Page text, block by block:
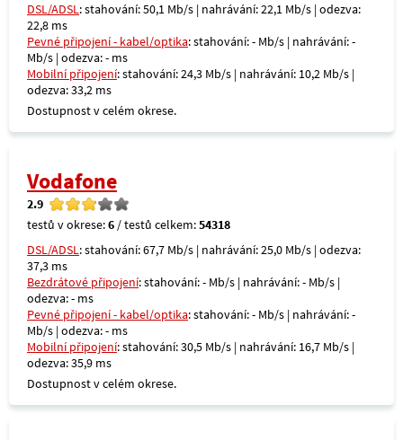
DSL/ADSL: stahování: 50,1 Mb/s | nahrávání: 22,1 Mb/s | odezva:
22,8 ms
Pevné připojení - kabel/optika: stahování: - Mb/s | nahrávání: -
Mb/s | odezva: - ms
Mobilní připojení: stahování: 24,3 Mb/s | nahrávání: 10,2 Mb/s |
odezva: 33,2 ms
Dostupnost v celém okrese.
Vodafone
2.9
testů v okrese:6 / testů celkem:54318
DSL/ADSL: stahování: 67,7 Mb/s | nahrávání: 25,0 Mb/s | odezva:
37,3 ms
Bezdrátové připojení: stahování: - Mb/s | nahrávání: - Mb/s |
odezva: - ms
Pevné připojení - kabel/optika: stahování: - Mb/s | nahrávání: -
Mb/s | odezva: - ms
Mobilní připojení: stahování: 30,5 Mb/s | nahrávání: 16,7 Mb/s |
odezva: 35,9 ms
Dostupnost v celém okrese.